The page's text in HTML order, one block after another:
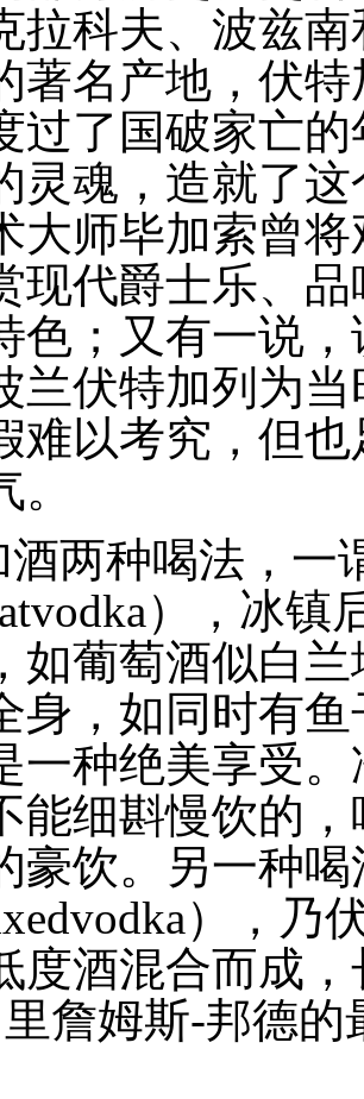
拉科夫、波兹
著名产地，伏
过了国破家亡
灵魂，造就了
大师毕加索曾
现代爵士乐、
色；又有一说
兰伏特加列为
难以考究，但
两种喝法，一
），冰
如葡萄酒似白
身，如同时有
一种绝美享受
能细斟慢饮的
豪饮。另一种
），乃
度酒混合而成
里詹姆斯-邦德